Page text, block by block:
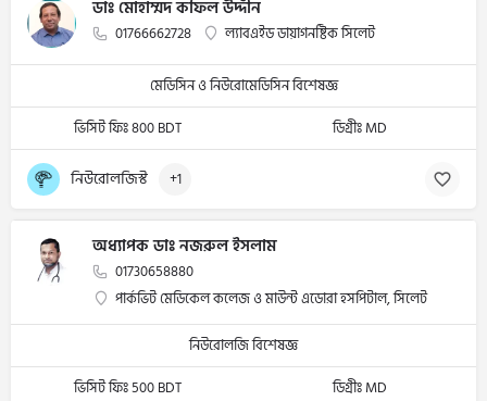
ডাঃ মোহাম্মদ কফিল উদ্দীন
01766662728 ল্যাবএইড ডায়াগনষ্টিক সিলেট
মেডিসিন ও নিউরোমেডিসিন বিশেষজ্ঞ
ভিসিট ফিঃ 800 BDT
ডিগ্রীঃ MD
নিউরোলজিস্ট +1
অধ্যাপক ডাঃ নজরুল ইসলাম
01730658880
পার্কভিট মেডিকেল কলেজ ও মাউন্ট এডোরা হসপিটাল, সিলেট
নিউরোলজি বিশেষজ্ঞ
ভিসিট ফিঃ 500 BDT
ডিগ্রীঃ MD